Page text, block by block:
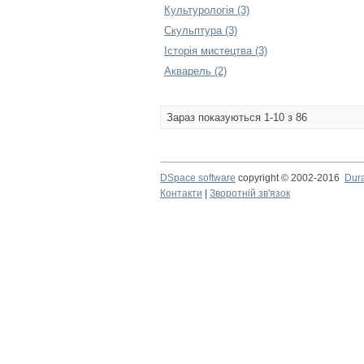
Культурологія (3)
Скульптура (3)
Історія мистецтва (3)
Акварель (2)
Зараз показуються 1-10 з 86
DSpace software copyright © 2002-2016
Контакти
Зворотній зв'язок